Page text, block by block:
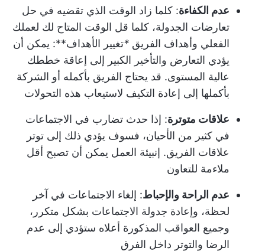
عدم الكفاءة: كلما زاد الوقت الذي تقضيه في حل
تعارضات الجدولة، كلما قل الوقت المتاح لك لعملك
الفعلي وأهداف الفريق *تغيير الأهداف**: يمكن أن
يؤدي التعارض والتأخير الكبير إلى إعاقة خططك
عالية المستوى. قد يحتاج الفريق بأكمله أو الشركة
بأكملها إلى إعادة التكيف لاستيعاب هذه التحولات
علاقات متوترة: إذا حدث تضارب في الاجتماعات
في كثير من الأحيان، فسوف يؤدي ذلك إلى توتر
علاقات الفريق. إنبيئة العمل يمكن أن تصبح أقل
ملاءمة للتعاون
عدم الراحة والإحباط: إلغاء الاجتماعات في آخر
لحظة، وإعادة جدولة الاجتماعات بشكل متكرر،
وجميع العواقب المذكورة أعلاه ستؤدي إلى عدم
الرضا والتوتر داخل الفرق